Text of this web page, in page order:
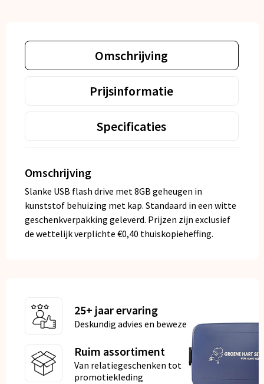
Omschrijving
Prijsinformatie
Specificaties
Omschrijving
Slanke USB flash drive met 8GB geheugen in
kunststof behuizing met kap. Standaard in een witte
geschenkverpakking geleverd. Prijzen zijn exclusief
de wettelijk verplichte €0,40 thuiskopieheffing.
25+ jaar ervaring
Deskundig advies en bewezen kwaliteit
Ruim assortiment
Van relatiegeschenken tot
promotiekleding